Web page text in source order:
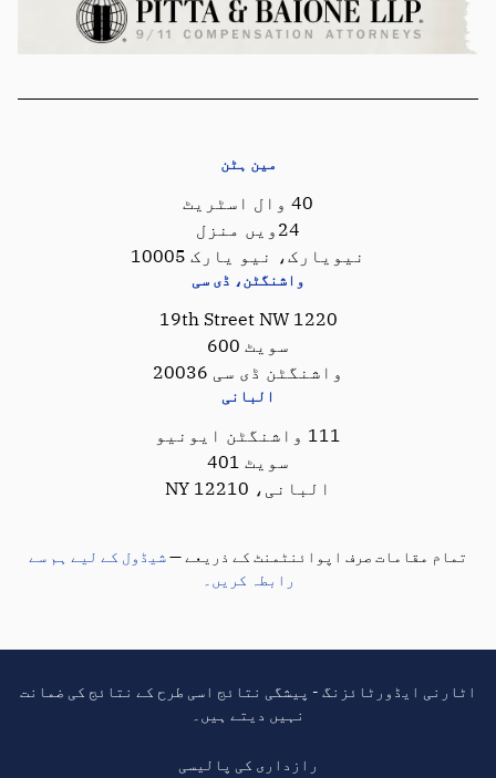
مین ہٹن
40 وال اسٹریٹ
24ویں منزل
نیویارک، نیو یارک 10005
واشنگٹن، ڈی سی
1220 19th Street NW
سویٹ 600
واشنگٹن ڈی سی 20036
البانی
111 واشنگٹن ایونیو
سویٹ 401
البانی، NY 12210
تمام مقامات صرف اپوائنٹمنٹ کے ذریعے —شیڈول کے لیے ہم سے
رابطہ کریں۔
اٹارنی ایڈورٹائزنگ - پیشگی نتائج اسی طرح کے نتائج کی ضمانت
نہیں دیتے ہیں۔
رازداری کی پالیسی